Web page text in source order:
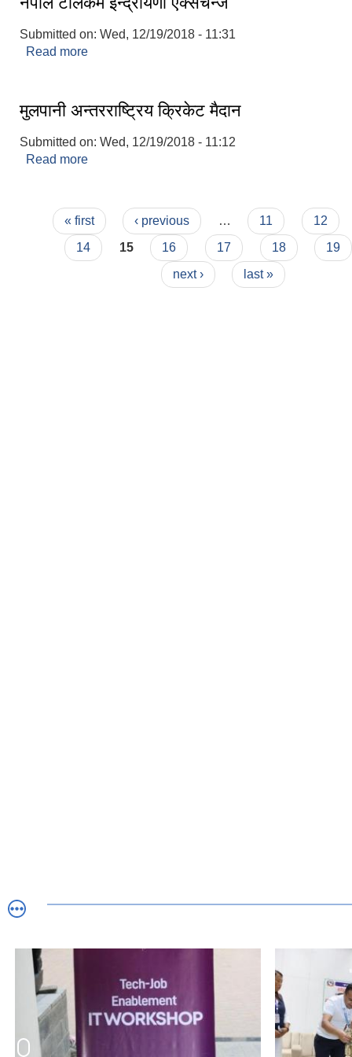
Submitted on: Wed, 12/19/2018 - 11:31
Read more
मुलपानी अन्तरराष्ट्रिय क्रिकेट मैदान
Submitted on: Wed, 12/19/2018 - 11:12
Read more
Pages
« first ‹ previous … 11
12
14
15 16 17 18
19
next ›
last »